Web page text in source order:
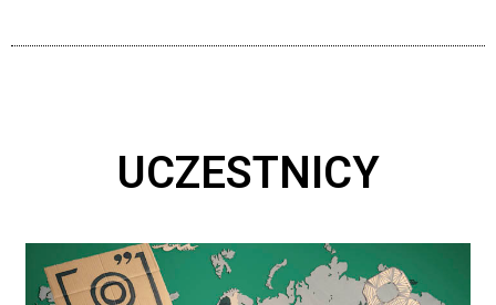
UCZESTNICY